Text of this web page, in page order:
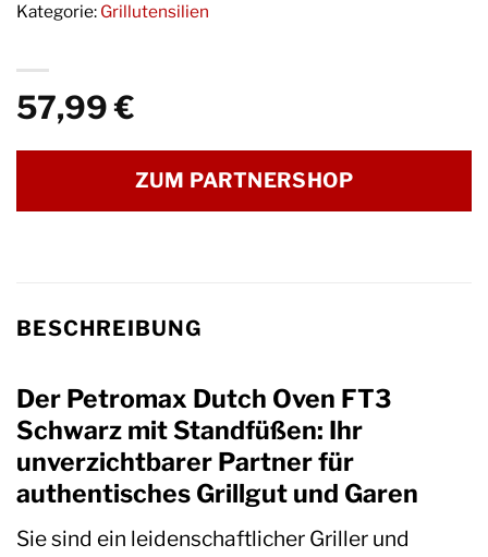
57,99€
ZUM PARTNERSHOP
Kategorie: Grillutensilien
BESCHREIBUNG
Der Petromax Dutch Oven FT3
Schwarz mit Standfüßen: Ihr
unverzichtbarer Partner für
authentisches Grillgut und Garen
Sie sind ein leidenschaftlicher Griller und